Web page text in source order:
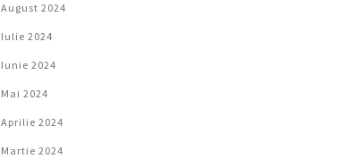
August 2024
Iulie 2024
Iunie 2024
Mai 2024
Aprilie 2024
Martie 2024